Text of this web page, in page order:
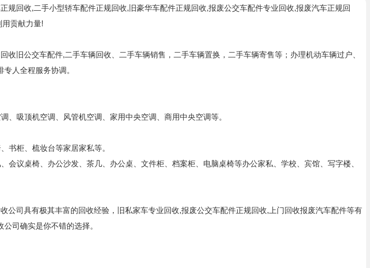
回收,二手小型轿车配件正规回收,旧豪华车配件正规回收,报废公交车配件专业回收,报废汽车正规回
贡献力量!
旧公交车配件,二手车辆回收、二手车辆销售，二手车辆置换，二手车辆寄售等；办理机动车辆过户、
人全程服务协调。
、吸顶机空调、风管机空调、家用中央空调、商用中央空调等。
书柜、梳妆台等家居家私等。
议桌椅、办公沙发、茶几、办公桌、文件柜、档案柜、电脑桌椅等办公家私、学校、宾馆、写字楼、
公司具有极其丰富的回收经验，旧私家车专业回收,报废公交车配件正规回收,上门回收报废汽车配件等有
司确实是你不错的选择。